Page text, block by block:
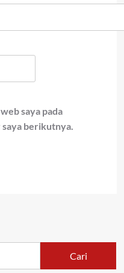
saya pada
berikutnya.
Cari